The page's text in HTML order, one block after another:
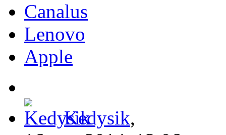
Canalus
Lenovo
Apple
Kedysik,